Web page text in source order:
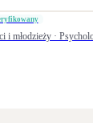
się terapią
Dolnośląskiej
(pedagogika
ukończyłem
Centrum
regularnie
i młodzieży ·